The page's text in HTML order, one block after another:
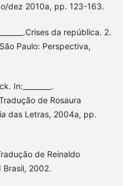
dez 2010a, pp. 123-163.
da república. 2.
Paulo: Perspectiva,
In:________.
de Rosaura
das Letras, 2004a, pp.
de Reinaldo
Brasil, 2002.